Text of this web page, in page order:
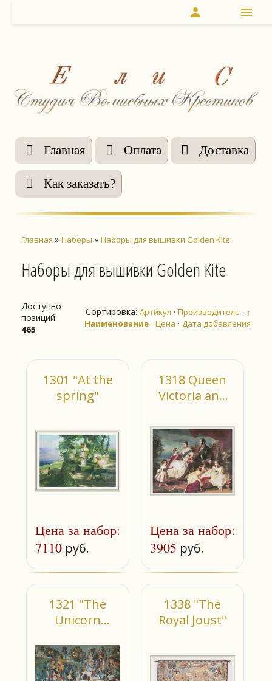
menu
person
Главная Оплата Доставка
Как заказать?
Главная » Наборы » Наборы для вышивки Golden Kite
Наборы для вышивки Golden Kite
Доступно
позиций:
465
Сортировка: Артикул · Производитель · ↑
Наименование · Цена · Дата добавления
1301 "At the
spring"
Цена за набор:
7110 руб.
1318 Queen
Victoria and
Цена за набор:
3905 руб.
1321 "The
Unicorn
1338 "The
Royal Joust"